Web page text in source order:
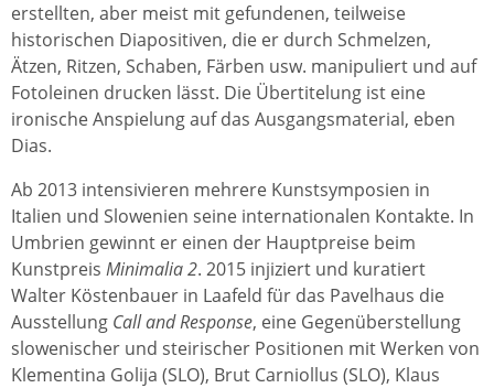
erstellten, aber meist mit gefundenen, teilweise
historischen Diapositiven, die er durch Schmelzen,
Ätzen, Ritzen, Schaben, Färben usw. manipuliert und auf
Fotoleinen drucken lässt. Die Übertitelung ist eine
ironische Anspielung auf das Ausgangsmaterial, eben
Dias.
Ab 2013 intensivieren mehrere Kunstsymposien in
Italien und Slowenien seine internationalen Kontakte. In
Umbrien gewinnt er einen der Hauptpreise beim
Kunstpreis Minimalia 2. 2015 injiziert und kuratiert
Walter Köstenbauer in Laafeld für das Pavelhaus die
Ausstellung Call and Response, eine Gegenüberstellung
slowenischer und steirischer Positionen mit Werken von
Klementina Golija (SLO), Brut Carniollus (SLO), Klaus